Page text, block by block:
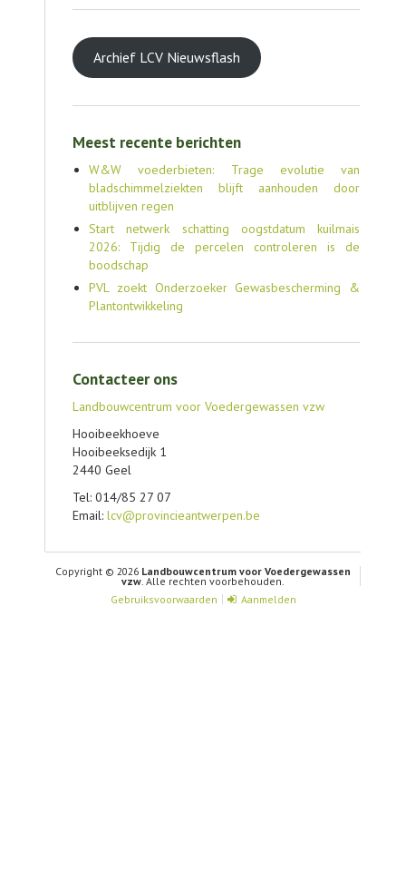
Archief LCV Nieuwsflash
Meest recente berichten
W&W voederbieten: Trage evolutie van
bladschimmelziekten blijft aanhouden door
uitblijven regen
Start netwerk schatting oogstdatum kuilmais
2026: Tijdig de percelen controleren is de
boodschap
PVL zoekt Onderzoeker Gewasbescherming &
Plantontwikkeling
Contacteer ons
Landbouwcentrum voor Voedergewassen vzw
Hooibeekhoeve
Hooibeeksedijk 1
2440 Geel
Tel: 014/85 27 07
Email: lcv@provincieantwerpen.be
Copyright © 2026 Landbouwcentrum voor Voedergewassen
vzw. Alle rechten voorbehouden.
Gebruiksvoorwaarden
Aanmelden